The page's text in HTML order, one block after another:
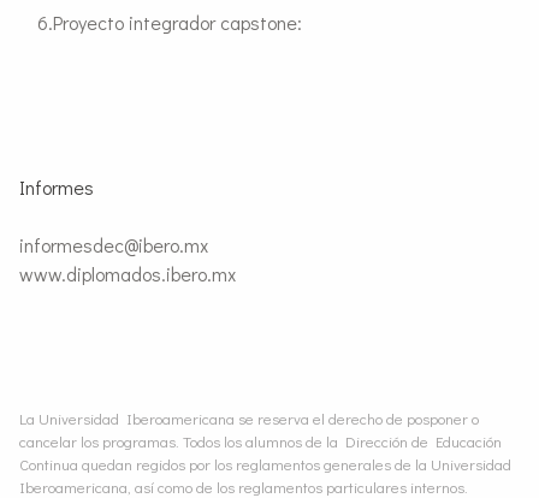
Proyecto integrador capstone:
Informes
informesdec@ibero.mx
www.diplomados.ibero.mx
La Universidad Iberoamericana se reserva el derecho de posponer o
cancelar los programas. Todos los alumnos de la Dirección de Educación
Continua quedan regidos por los reglamentos generales de la Universidad
Iberoamericana, así como de los reglamentos particulares internos.